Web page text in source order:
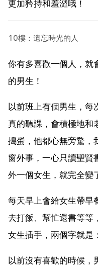
更加矜持和羞澀哦！
10樓：遺忘時光的人
你有多喜歡一個人，就
的男生！
以前班上有個男生，每
真的聽課，會積極地和
搗蛋，他都心無旁騖，
窗外事，一心只讀聖賢
外一個女生，就完全變
每天早上會給女生帶早
去打飯、幫忙還書等等
女生插手，兩個字就是
以前沒有喜歡的時候，